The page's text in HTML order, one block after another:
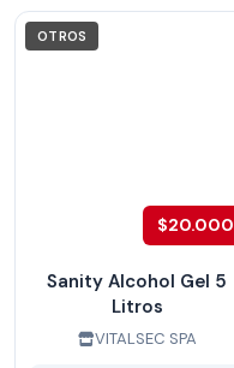
OTROS
$20.000
Sanity Alcohol Gel 5
Litros
VITALSEC SPA